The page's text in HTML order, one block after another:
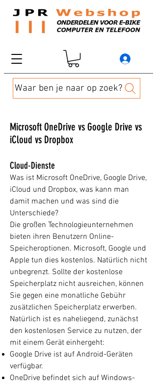
Waar ben je naar op zoek?
Microsoft OneDrive vs Google Drive vs
iCloud vs Dropbox
Cloud-Dienste
Was ist Microsoft OneDrive, Google Drive,
iCloud und Dropbox, was kann man
damit machen und was sind die
Unterschiede?
Die großen Technologieunternehmen
bieten ihren Benutzern Online-
Speicheroptionen. Microsoft, Google und
Apple tun dies kostenlos. Natürlich nicht
unbegrenzt. Sollte der kostenlose
Speicherplatz nicht ausreichen, können
Sie gegen eine monatliche Gebühr
zusätzlichen Speicherplatz erwerben.
Natürlich ist es naheliegend, zunächst
den kostenlosen Service zu nutzen, der
mit einem Gerät einhergeht:
Google Drive ist auf Android-Geräten
verfügbar.
OneDrive befindet sich auf Windows-